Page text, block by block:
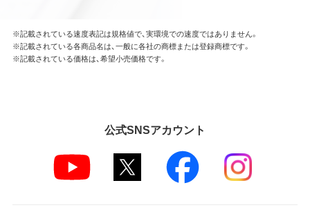
※記載されている速度表記は規格値で、実環境での速度ではありません。
※記載されている各商品名は、一般に各社の商標または登録商標です。
※記載されている価格は、希望小売価格です。
公式SNSアカウント